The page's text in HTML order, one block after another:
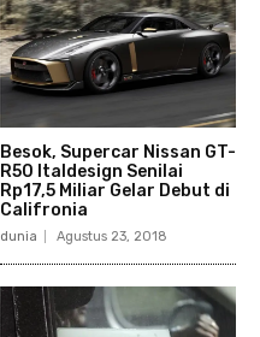
Besok, Supercar Nissan GT-
R50 Italdesign Senilai
Rp17,5 Miliar Gelar Debut di
Califronia
dunia Agustus 23, 2018